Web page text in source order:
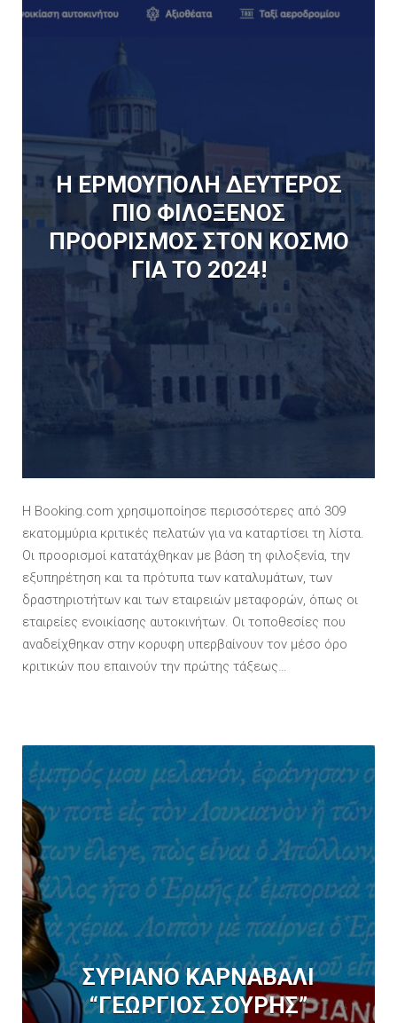
Η ΕΡΜΟΥΠΟΛΗ ΔΕΥΤΕΡΟΣ
ΠΙΟ ΦΙΛΟΞΕΝΟΣ
ΠΡΟΟΡΙΣΜΟΣ ΣΤΟΝ ΚΟΣΜΟ
ΓΙΑ ΤΟ 2024!
Η Booking.com χρησιμοποίησε περισσότερες από 309
εκατομμύρια κριτικές πελατών για να καταρτίσει τη λίστα.
Οι προορισμοί κατατάχθηκαν με βάση τη φιλοξενία, την
εξυπηρέτηση και τα πρότυπα των καταλυμάτων, των
δραστηριοτήτων και των εταιρειών μεταφορών, όπως οι
εταιρείες ενοικίασης αυτοκινήτων. Οι τοποθεσίες που
αναδείχθηκαν στην κορυφη υπερβαίνουν τον μέσο όρο
κριτικών που επαινούν την πρώτης τάξεως…
ΣΥΡΙΑΝΟ ΚΑΡΝΑΒΑΛΙ
“ΓΕΩΡΓΙΟΣ ΣΟΥΡΗΣ”